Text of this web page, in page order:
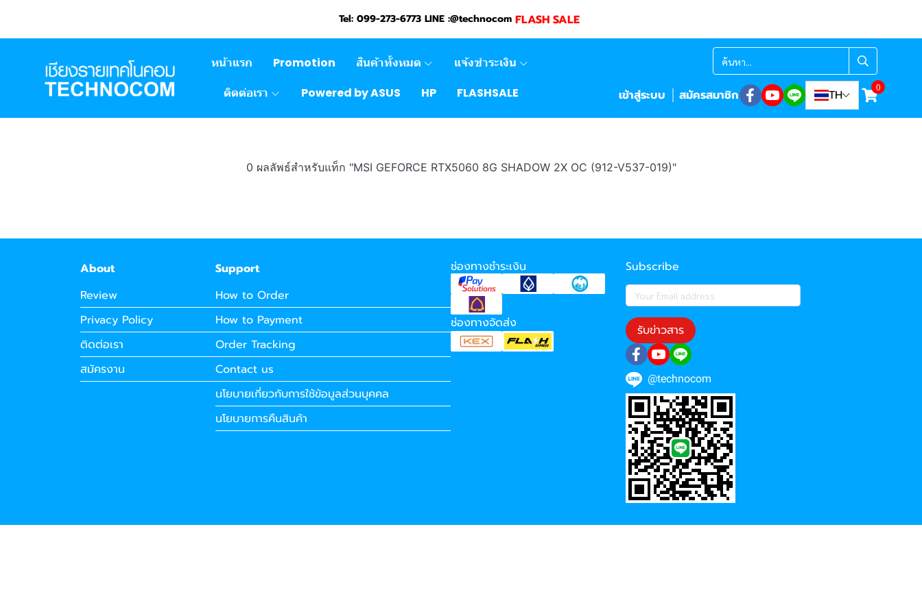
Tel: 099-273-6773 LINE :@technocom FLASH SALE
หน้าแรก Promotion สินค้าทั้งหมด
แจ้งชำระเงิน
ติดต่อเรา
Powered by ASUS HP FLASHSALE เข้าสู่ระบบ สมัครสมาชิก TH 0
0 ผลลัพธ์สำหรับแท็ก "MSI GEFORCE RTX5060 8G SHADOW 2X OC (912-V537-019)"
About
Review
Privacy Policy
ติดต่อเรา
สมัครงาน
Support
How to Order
How to Payment
Order Tracking
Contact us
นโยบายเกี่ยวกับการใช้ข้อมูลส่วนบุคคล
นโยบายการคืนสินค้า
ช่องทางชำระเงิน
ช่องทางจัดส่ง
Subscribe
รับข่าวสาร
@technocom